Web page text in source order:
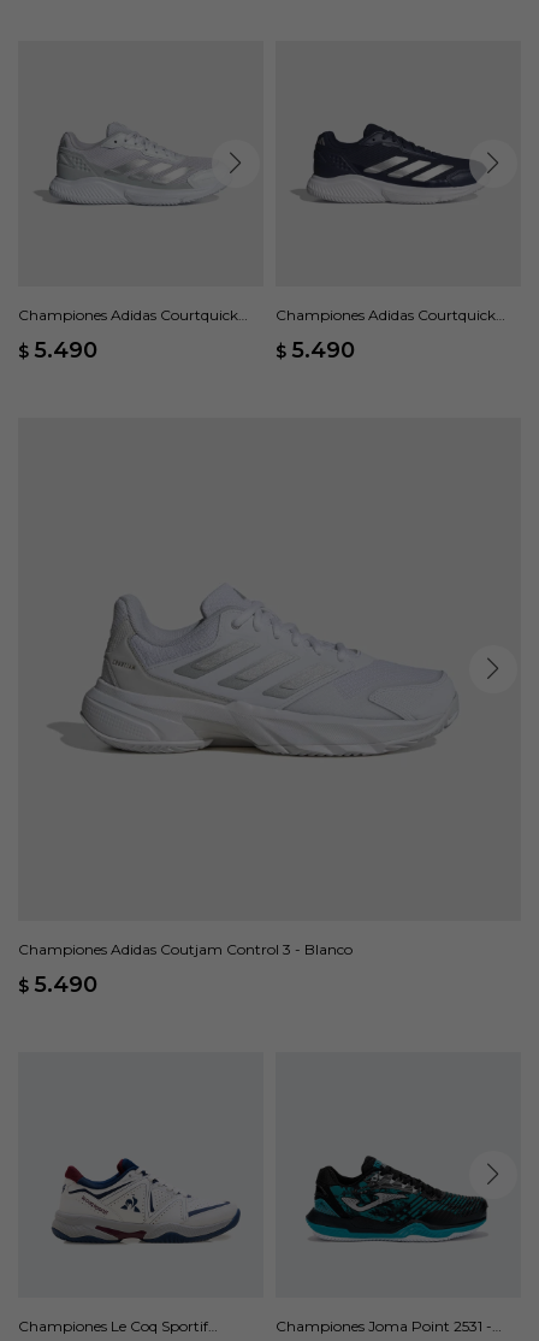
Championes Adidas Courtquick
$ 5.490
Championes Adidas Courtquick
$ 5.490
Championes Adidas Coutjam Control 3 - Blanco
$ 5.490
Championes Le Coq Sportif
Championes Joma Point 2531 -